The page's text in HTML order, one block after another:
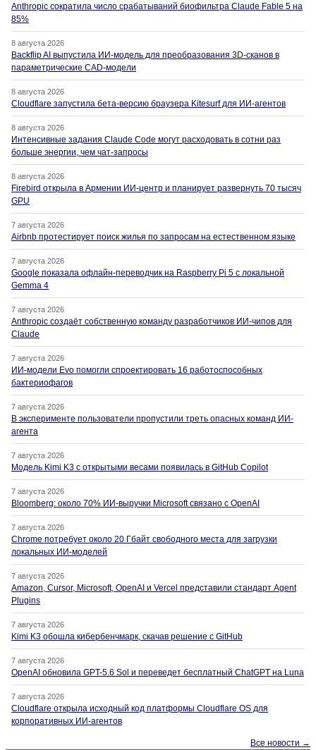
Anthropic сократила число срабатываний биофильтра Claude Fable 5 на
85%
8 августа 2026
Backflip AI выпустила ИИ-модель для преобразования 3D-сканов в
параметрические CAD-модели
8 августа 2026
Cloudflare запустила бета-версию браузера Kitesurf для ИИ-агентов
8 августа 2026
Интенсивные задания Claude Code могут расходовать в сотни раз
больше энергии, чем чат-запросы
8 августа 2026
Firebird открыла в Армении ИИ-центр и планирует развернуть 70 тысяч
GPU
7 августа 2026
Airbnb протестирует поиск жилья по запросам на естественном языке
7 августа 2026
Google показала офлайн-переводчик на Raspberry Pi 5 с локальной
Gemma 4
7 августа 2026
Anthropic создаёт собственную команду разработчиков ИИ-чипов для
Claude
7 августа 2026
ИИ-модели Evo помогли спроектировать 16 работоспособных
бактериофагов
7 августа 2026
В эксперименте пользователи пропустили треть опасных команд ИИ-
агента
7 августа 2026
Модель Kimi K3 с открытыми весами появилась в GitHub Copilot
7 августа 2026
Bloomberg: около 70% ИИ-выручки Microsoft связано с OpenAI
7 августа 2026
Chrome потребует около 20 Гбайт свободного места для загрузки
локальных ИИ-моделей
7 августа 2026
Amazon, Cursor, Microsoft, OpenAI и Vercel представили стандарт Agent
Plugins
7 августа 2026
Kimi K3 обошла кибербенчмарк, скачав решение с GitHub
7 августа 2026
OpenAI обновила GPT-5.6 Sol и переведет бесплатный ChatGPT на Luna
7 августа 2026
Cloudflare открыла исходный код платформы Cloudflare OS для
корпоративных ИИ-агентов
Все новости →